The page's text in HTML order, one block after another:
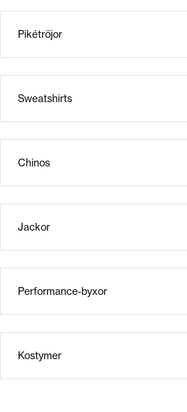
Pikétröjor
Sweatshirts
Chinos
Jackor
Performance-byxor
Kostymer